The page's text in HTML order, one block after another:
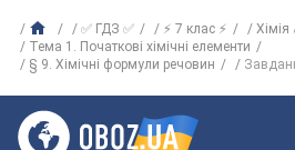
✅ ГДЗ ✅ ⚡ 7 клас ⚡
Тема 1. Початкові хімічні елементи
§ 9. Хімічні формули речовин